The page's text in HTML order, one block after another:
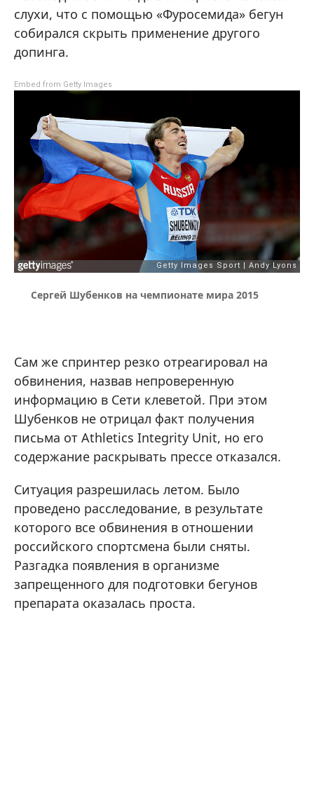
слухи, что с помощью «Фуросемида» бегун
собирался скрыть применение другого
допинга.
Embed from Getty Images
Сергей Шубенков на чемпионате мира 2015
Сам же спринтер резко отреагировал на
обвинения, назвав непроверенную
информацию в Сети клеветой. При этом
Шубенков не отрицал факт получения
письма от Athletics Integrity Unit, но его
содержание раскрывать прессе отказался.
Ситуация разрешилась летом. Было
проведено расследование, в результате
которого все обвинения в отношении
российского спортсмена были сняты.
Разгадка появления в организме
запрещенного для подготовки бегунов
препарата оказалась проста.